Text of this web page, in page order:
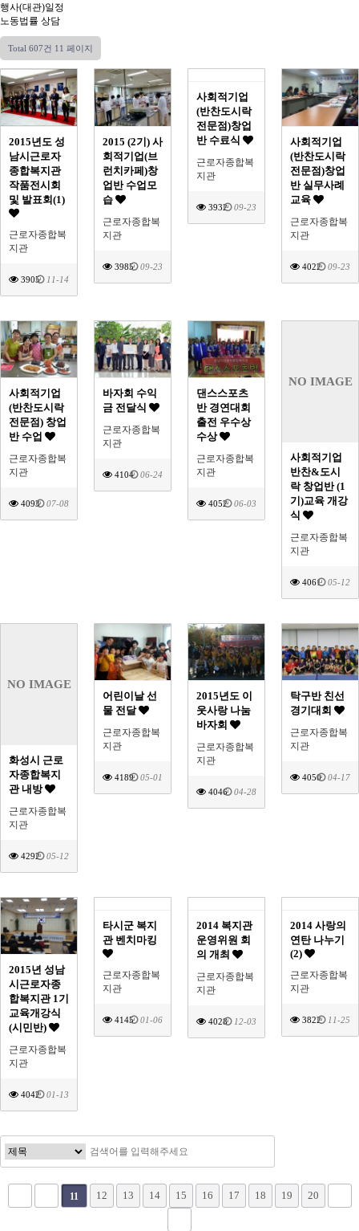
행사(대관)일정
노동법률 상담
Total 607건 11 페이지
2015년도 성
남시근로자
종합복지관
작품전시회
및 발표회(1)
근로자종합복
지관
3905 11-14
2015 (2기) 사
회적기업(브
런치카페)창
업반 수업모
습
근로자종합복
지관
3985 09-23
사회적기업
(반찬도시락
전문점)창업
반 수료식
근로자종합복
지관
3932 09-23
사회적기업
(반찬도시락
전문점)창업
반 실무사례
교육
근로자종합복
지관
4022 09-23
사회적기업
(반찬도시락
전문점) 창업
반 수업
근로자종합복
지관
4093 07-08
바자회 수익
금 전달식
근로자종합복
지관
4104 06-24
댄스스포츠
반 경연대회
출전 우수상
수상
근로자종합복
지관
4052 06-03
NO IMAGE
사회적기업
반찬&도시
락 창업반 (1
기)교육 개강
식
근로자종합복
지관
4061 05-12
NO IMAGE
화성시 근로
자종합복지
관 내방
근로자종합복
지관
4292 05-12
어린이날 선
물 전달
근로자종합복
지관
4189 05-01
2015년도 이
웃사랑 나눔
바자회
근로자종합복
지관
4046 04-28
탁구반 친선
경기대회
근로자종합복
지관
4050 04-17
2015년 성남
시근로자종
합복지관 1기
교육개강식
(시민반)
근로자종합복
지관
4042 01-13
타시군 복지
관 벤치마킹
근로자종합복
지관
4145 01-06
2014 복지관
운영위원 회
의 개최
근로자종합복
지관
4028 12-03
2014 사랑의
연탄 나누기
(2)
근로자종합복
지관
3822 11-25
11 12 13 14 15 16 17 18 19 20